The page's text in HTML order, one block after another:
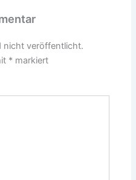
nicht veröffentlicht.
* markiert